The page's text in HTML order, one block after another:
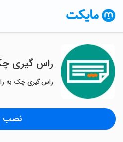
راس گیری
راس گیری چک به
نصب